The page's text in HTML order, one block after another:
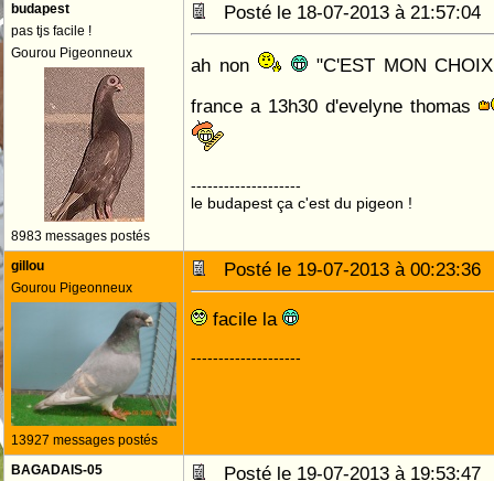
budapest
pas tjs facile !
Gourou Pigeonneux
8983 messages postés
Posté le 18-07-2013 à
ah non
"C'EST MON
france a 13h30 d'evelyne thomas
--------------------
le budapest ça c'est du pigeon !
gillou
Gourou Pigeonneux
13927 messages postés
Posté le 19-07-2013 à
facile la
--------------------
BAGADAIS-05
Posté le 19-07-2013 à